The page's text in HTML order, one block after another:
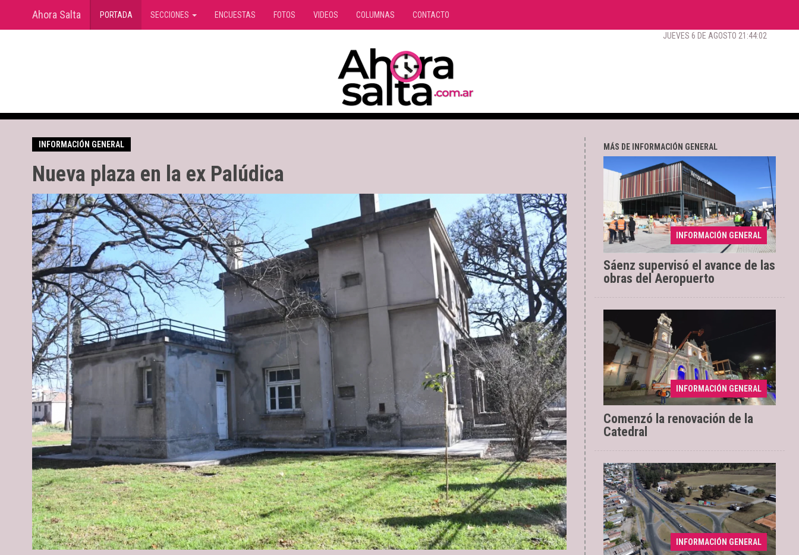
Ahora Salta PORTADA(current)SECCIONES ENCUESTAS FOTOS VIDEOS COLUMNAS CONTACTO
JUEVES 6 DE AGOSTO 21:44:03
INFORMACIÓN GENERAL
Nueva plaza en la ex Palúdica
MÁS DE INFORMACIÓN GENERAL
INFORMACIÓN GENERAL
Sáenz supervisó el avance de las
obras del Aeropuerto
04/08/2026 Los trabajos registran
un 70% de avance
INFORMACIÓN GENERAL
Comenzó la renovación de la
Catedral
04/08/2026 Se ejecuta una
intervención con tecnología LED
INFORMACIÓN GENERAL
04/08/2026
Renovación de 2,6
kilómetros